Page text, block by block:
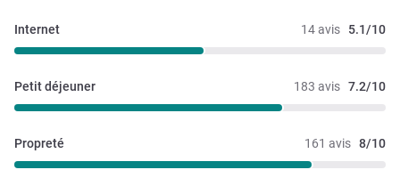
14 avis 5.1/10
Internet
183 avis 7.2/10
Petit déjeuner
161 avis 8/10
Propreté